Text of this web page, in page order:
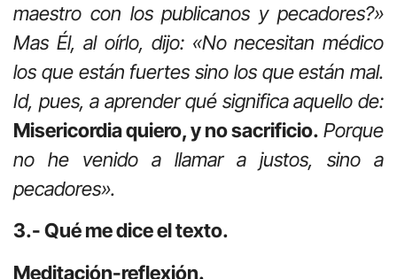
maestro con los publicanos y pecadores?»
Mas Él, al oírlo, dijo: «No necesitan médico
los que están fuertes sino los que están mal.
Id, pues, a aprender qué significa aquello de:
Misericordia quiero, y no sacrificio. Porque
no he venido a llamar a justos, sino a
pecadores».
3.- Qué me dice el texto.
Meditación-reflexión.